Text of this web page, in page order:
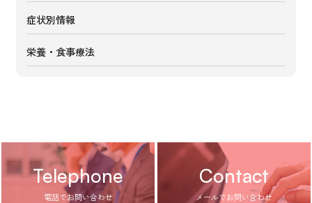
症状別情報
栄養・食事療法
Telephone
電話でお問い合わせ
Contact
メールでお問い合わせ